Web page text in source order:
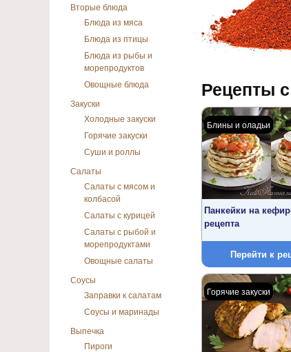
Вторые блюда
Блюда из мяса
Блюда из птицы
Блюда из рыбы и
морепродуктов
Овощные блюда
Закуски
Холодные закуски
Горячие закуски
Суши и роллы
Салаты
Салаты с мясом и
колбасой
Салаты с курицей
Салаты с рыбой и
морепродуктами
Овощные салаты
Соусы
Заправки к салатам
Соусы и маринады
Выпечка
Пироги
Рецепты
Перейти к
Панкейки на
рецепта
Блины и оладьи
Горячие закуски